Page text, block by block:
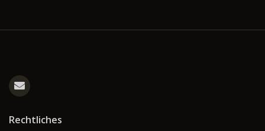
Rechtliches